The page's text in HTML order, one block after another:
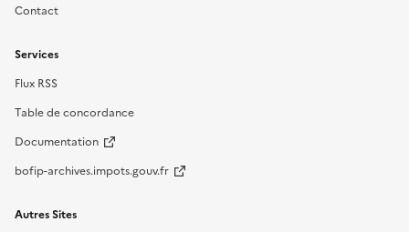
Contact
Services
Flux RSS
Table de concordance
Documentation
bofip-archives.impots.gouv.fr
Autres Sites